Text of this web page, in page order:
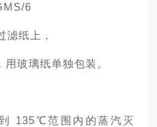
6
纸上，
玻璃纸单独包装。
135℃范围内的蒸汽灭